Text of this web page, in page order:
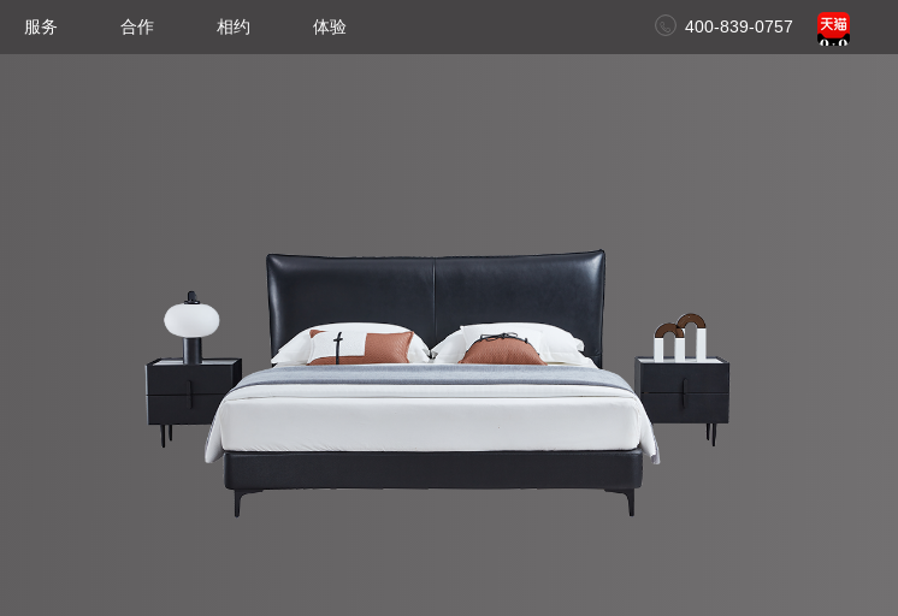
服务 合作 相约 体验 400-839-0757